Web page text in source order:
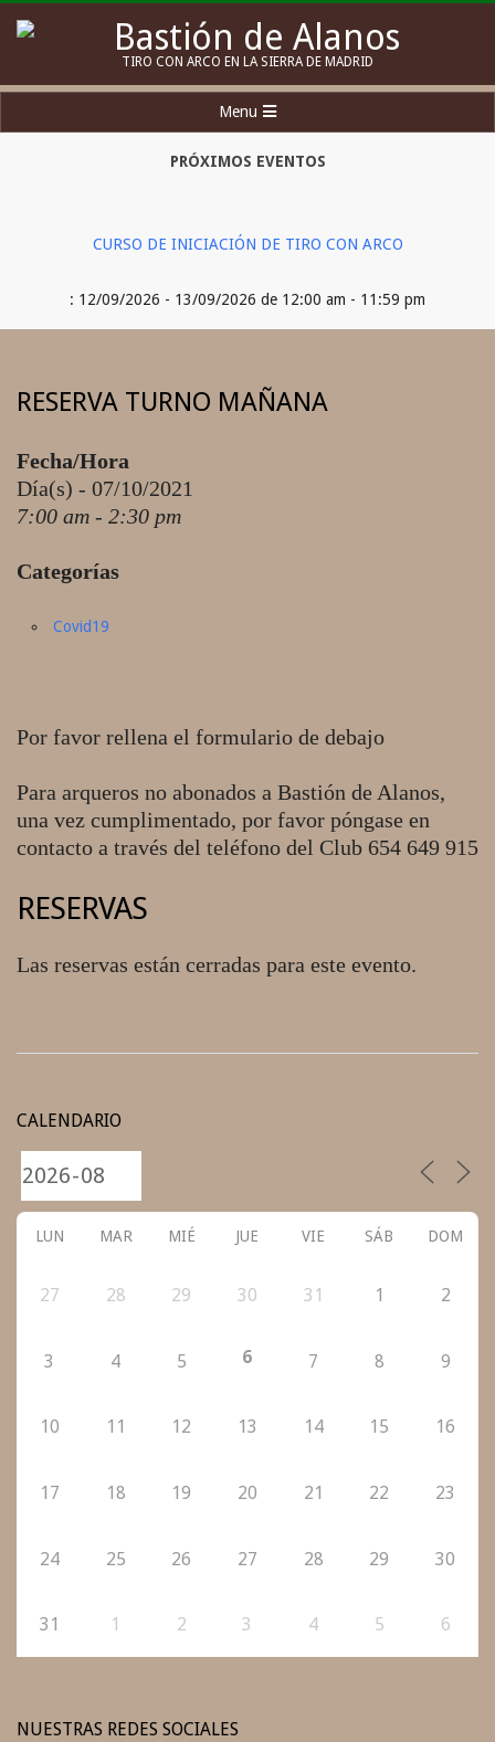
Bastión
de
Alanos
TIRO CON ARCO EN LA SIERRA DE MADRID
Navigation
Menu
PRÓXIMOS EVENTOS
CURSO DE INICIACIÓN DE TIRO CON ARCO
: 12/09/2026 - 13/09/2026 de 12:00 am - 11:59 pm
RESERVA TURNO MAÑANA
Fecha/Hora
Día(s) - 07/10/2021
7:00 am - 2:30 pm
Categorías
Covid19
Por favor rellena el formulario de debajo
Para arqueros no abonados a Bastión de Alanos,
una vez cumplimentado, por favor póngase en
contacto a través del teléfono del Club 654 649 915
RESERVAS
Las reservas están cerradas para este evento.
07
CALENDARIO
LUN MAR MIÉ JUE VIE SÁB DOM
27 28 29 30 31 1 2
3 4 5 6 7 8 9
10 11 12 13 14 15 16
17 18 19 20 21 22 23
24 25 26 27 28 29 30
31 1 2 3 4 5 6
NUESTRAS REDES SOCIALES